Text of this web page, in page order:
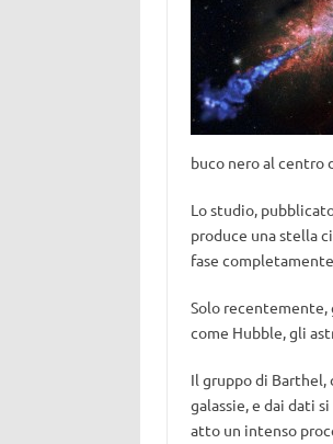
buco nero al centro
Lo studio,
produce una stella
fase
Solo recentemente,
come Hubble, gli
Il gruppo di Barthel,
galassie, e dai dati
atto un intenso